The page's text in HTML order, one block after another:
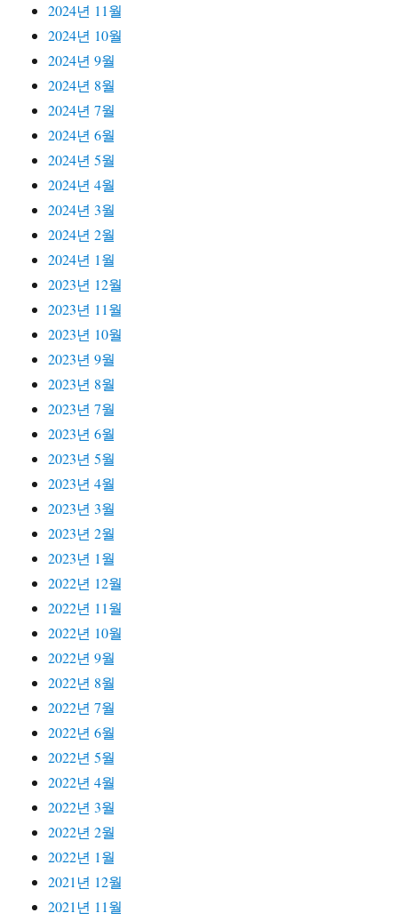
2024년 11월
2024년 10월
2024년 9월
2024년 8월
2024년 7월
2024년 6월
2024년 5월
2024년 4월
2024년 3월
2024년 2월
2024년 1월
2023년 12월
2023년 11월
2023년 10월
2023년 9월
2023년 8월
2023년 7월
2023년 6월
2023년 5월
2023년 4월
2023년 3월
2023년 2월
2023년 1월
2022년 12월
2022년 11월
2022년 10월
2022년 9월
2022년 8월
2022년 7월
2022년 6월
2022년 5월
2022년 4월
2022년 3월
2022년 2월
2022년 1월
2021년 12월
2021년 11월